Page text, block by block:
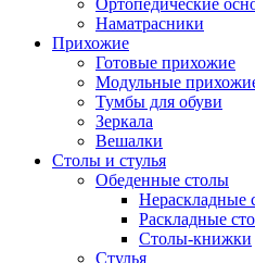
Ортопедические
Наматрасники
Прихожие
Готовые прихожие
Модульные
Тумбы для обуви
Зеркала
Вешалки
Столы и стулья
Обеденные столы
Нераскладные
Раскладные
Столы-книжки
Стулья